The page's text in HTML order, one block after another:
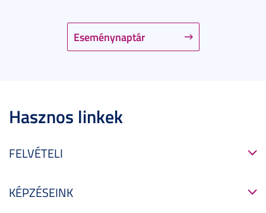
Eseménynaptár
Hasznos linkek
FELVÉTELI
KÉPZÉSEINK